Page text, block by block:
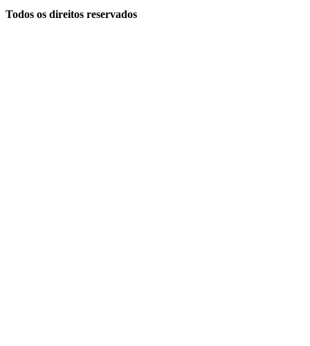
Todos os direitos reservados